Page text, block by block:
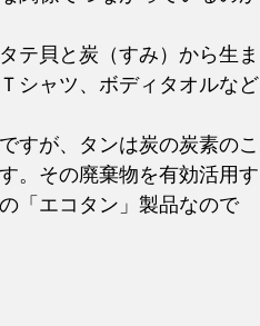
テ貝と炭（すみ）から生ま
シャツ、ボディタオルなど
すが、タンは炭の炭素のこ
。その廃棄物を有効活用す
「エコタン」製品なので